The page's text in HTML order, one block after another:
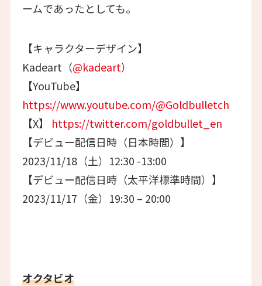
ームであったとしても。
【キャラクターデザイン】
Kadeart（@kadeart）
【YouTube】
https://www.youtube.com/@Goldbulletch
【X】 https://twitter.com/goldbullet_en
【デビュー配信日時（日本時間）】
2023/11/18（土）12:30 -13:00
【デビュー配信日時（太平洋標準時間）】
2023/11/17（金）19:30 – 20:00
オクタビオ